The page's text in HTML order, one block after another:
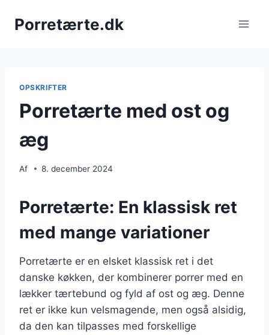
Porretærte.dk
OPSKRIFTER
Porretærte med ost og
æg
Af 8. december 2024
Porretærte: En klassisk ret
med mange variationer
Porretærte er en elsket klassisk ret i det
danske køkken, der kombinerer porrer med en
lækker tærtebund og fyld af ost og æg. Denne
ret er ikke kun velsmagende, men også alsidig,
da den kan tilpasses med forskellige